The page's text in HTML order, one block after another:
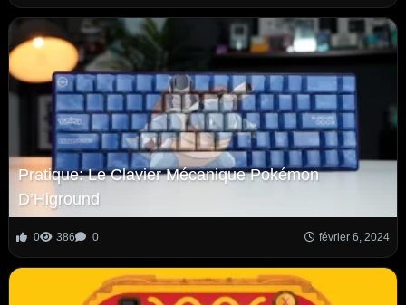
Pratique: Le Clavier Mécanique Pokémon
D’Higround
0 386 0 février 6, 2024